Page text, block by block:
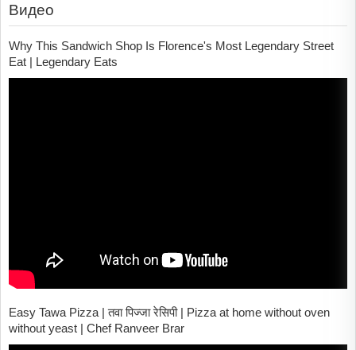
Видео
Why This Sandwich Shop Is Florence's Most Legendary Street
Eat | Legendary Eats
Easy Tawa Pizza | तवा पिज्जा रेसिपी | Pizza at home without oven
without yeast | Chef Ranveer Brar